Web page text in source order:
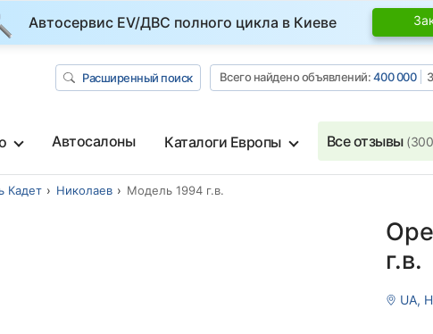
Автосервис EV/ДВС полного цикла в Киеве
Расширенный поиск Всего найдено объявлений:400 000
Автосалоны Каталоги Европы Все отзывы
Кадет Николаев Модель 1994 г.в.
г.в.
UA,